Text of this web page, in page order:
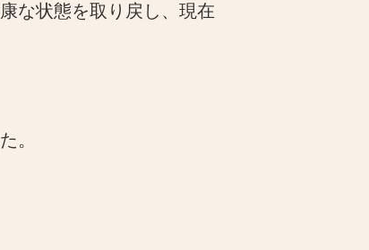
な状態を取り戻し、現在
。